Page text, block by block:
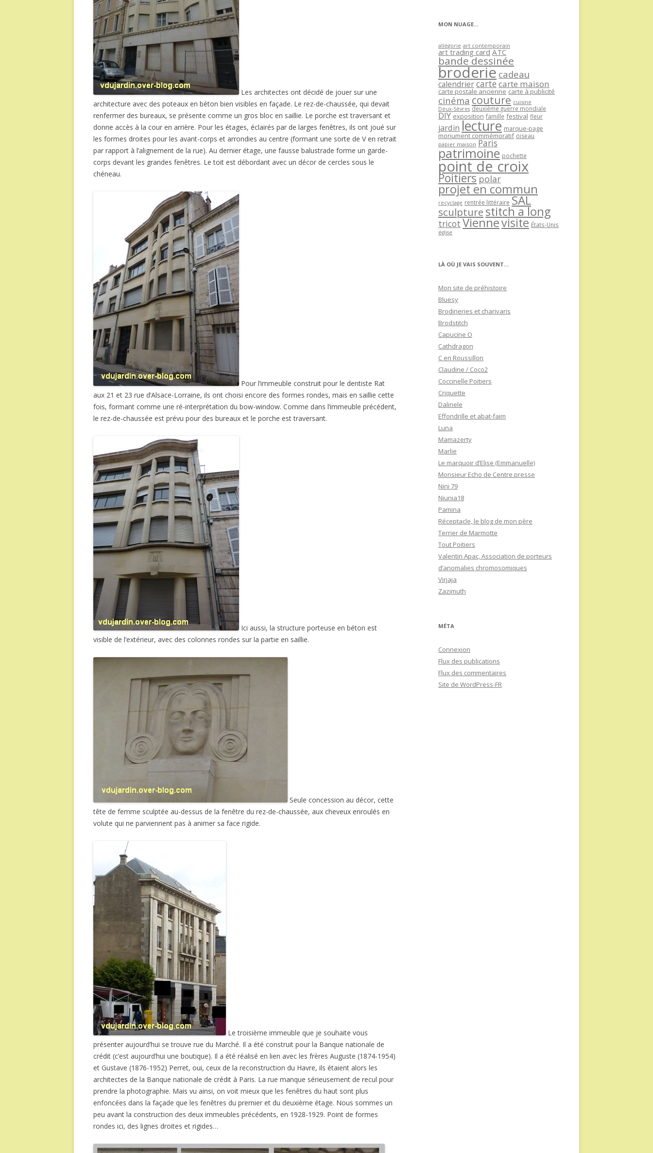
Les architectes ont décidé de jouer sur une
architecture avec des poteaux en béton bien visibles en façade. Le rez-de-chaussée, qui devait
renfermer des bureaux, se présente comme un gros bloc en saillie. Le porche est traversant et
donne accès à la cour en arrière. Pour les étages, éclairés par de larges fenêtres, ils ont joué sur
les formes droites pour les avant-corps et arrondies au centre (formant une sorte de V en retrait
par rapport à l’alignement de la rue). Au dernier étage, une fausse balustrade forme un garde-
corps devant les grandes fenêtres. Le toit est débordant avec un décor de cercles sous le
chéneau.
Pour l’immeuble construit pour le dentiste Rat
aux 21 et 23 rue d’Alsace-Lorraine, ils ont choisi encore des formes rondes, mais en saillie cette
fois, formant comme une ré-interprétation du bow-window. Comme dans l’immeuble précédent,
le rez-de-chaussée est prévu pour des bureaux et le porche est traversant.
Ici aussi, la structure porteuse en béton est
visible de l’extérieur, avec des colonnes rondes sur la partie en saillie.
Seule concession au décor, cette
tête de femme sculptée au-dessus de la fenêtre du rez-de-chaussée, aux cheveux enroulés en
volute qui ne parviennent pas à animer sa face rigide.
Le troisième immeuble que je souhaite vous
présenter aujourd’hui se trouve rue du Marché. Il a été construit pour la Banque nationale de
crédit (c’est aujourd’hui une boutique). Il a été réalisé en lien avec les frères Auguste (1874-1954)
et Gustave (1876-1952) Perret, oui, ceux de la reconstruction du Havre, ils étaient alors les
architectes de la Banque nationale de crédit à Paris. La rue manque sérieusement de recul pour
prendre la photographie. Mais vu ainsi, on voit mieux que les fenêtres du haut sont plus
enfoncées dans la façade que les fenêtres du premier et du deuxième étage. Nous sommes un
peu avant la construction des deux immeubles précédents, en 1928-1929. Point de formes
rondes ici, des lignes droites et rigides…
MON NUAGE…
allégorie art contemporain
art trading card ATC
bande dessinée
broderie cadeau
calendriercartecarte maison
carte postale ancienne carte à publicité
cinéma couture cuisine
Deux-Sèvres deuxième guerre mondiale
DIY exposition famille festival fleur
jardin lecture marque-page
monument commémoratif oiseau
papier maison Paris
patrimoine pochette
point de croix
Poitiers polar
projet en commun
recyclage rentrée littéraire SAL
sculpture stitch a long
tricot Viennevisite États-Unis
église
LÀ OÙ JE VAIS SOUVENT…
Mon site de préhistoire
Bluesy
Brodineries et charivaris
Brodstitch
Capucine O
Cathdragon
C en Roussillon
Claudine / Coco2
Coccinelle Poitiers
Criquette
Dalinele
Effondrille et abat-faim
Luna
Mamazerty
Marlie
Le marquoir d’Elise (Emmanuelle)
Monsieur Echo de Centre presse
Nini 79
Niunia18
Pamina
Réceptacle, le blog de mon père
Terrier de Marmotte
Tout Poitiers
Valentin Apac, Association de porteurs
d’anomalies chromosomiques
Virjaja
Zazimuth
MÉTA
Connexion
Flux des publications
Flux des commentaires
Site de WordPress-FR